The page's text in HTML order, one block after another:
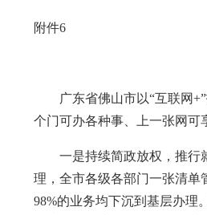
附件6
广东省佛山市以“互联网+”
个门可办各种事、上一张网可
一是持续简政放权，推行就
理，全市各级各部门一张清单
98%的业务均下沉到基层办理